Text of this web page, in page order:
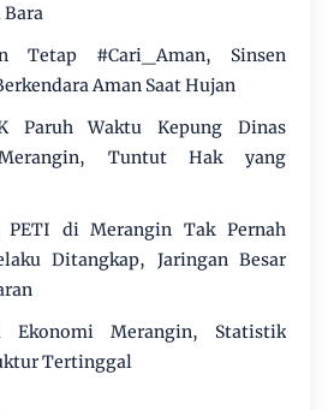
Tetap #Cari_Aman, Sinsen
Aman Saat Hujan
Paruh Waktu Kepung Dinas
Tuntut Hak yang
PETI di Merangin Tak Pernah
Ditangkap, Jaringan Besar
Ekonomi Merangin, Statistik
Tertinggal